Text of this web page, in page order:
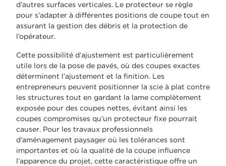
d’autres surfaces verticales. Le protecteur se règle
pour s’adapter à différentes positions de coupe tout en
assurant la gestion des débris et la protection de
l’opérateur.
Cette possibilité d’ajustement est particulièrement
utile lors de la pose de pavés, où des coupes exactes
déterminent l’ajustement et la finition. Les
entrepreneurs peuvent positionner la scie à plat contre
les structures tout en gardant la lame complètement
exposée pour des coupes nettes, évitant ainsi les
coupes compromises qu’un protecteur fixe pourrait
causer. Pour les travaux professionnels
d’aménagement paysager où les tolérances sont
importantes et où la qualité de la coupe influence
l’apparence du projet, cette caractéristique offre un